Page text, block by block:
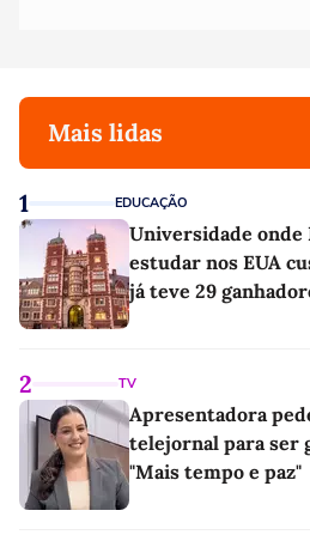
Mais lidas
1 EDUCAÇÃO
Universidade onde
estudar nos EUA
já teve 29
2 TV
Apresentadora
telejornal para ser
"Mais tempo e paz"